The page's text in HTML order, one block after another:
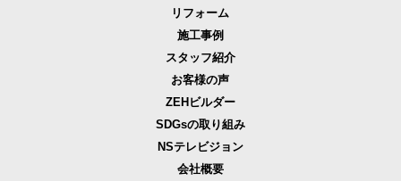
リフォーム
施工事例
スタッフ紹介
お客様の声
ZEHビルダー
SDGsの取り組み
NSテレビジョン
会社概要